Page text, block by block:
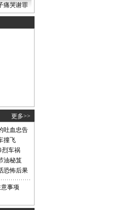
痛哭谢罪
更多>>
吐血忠告
撞飞
烈车祸
油秘笈
恐怖后果
意事项